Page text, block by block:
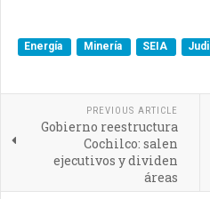
Energía Minería SEIA
PREVIOUS ARTICLE
Gobierno reestructura
Cochilco: salen
ejecutivos y dividen
áreas